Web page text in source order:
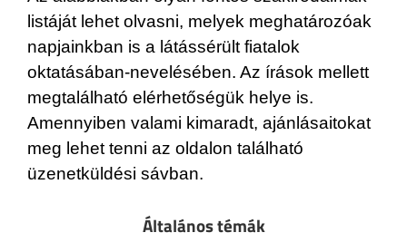
listáját lehet olvasni, melyek meghatározóak
napjainkban is a látássérült fiatalok
oktatásában-nevelésében. Az írások mellett
megtalálható elérhetőségük helye is.
Amennyiben valami kimaradt, ajánlásaitokat
meg lehet tenni az oldalon található
üzenetküldési sávban.
Általános témák